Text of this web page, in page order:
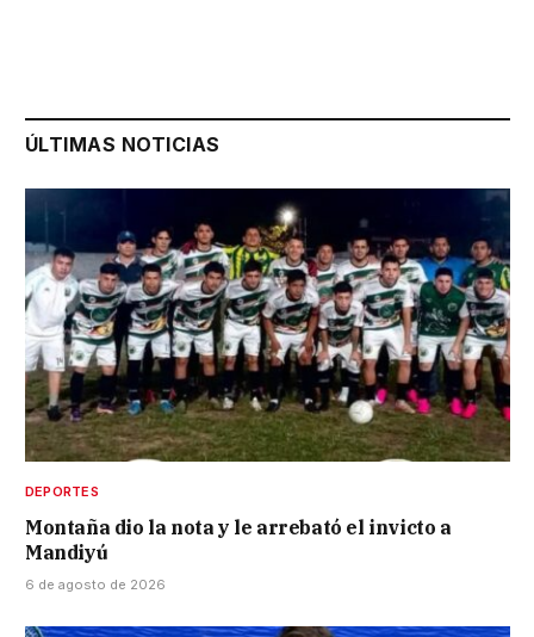
ÚLTIMAS NOTICIAS
DEPORTES
Montaña dio la nota y le arrebató el invicto a
Mandiyú
6 de agosto de 2026